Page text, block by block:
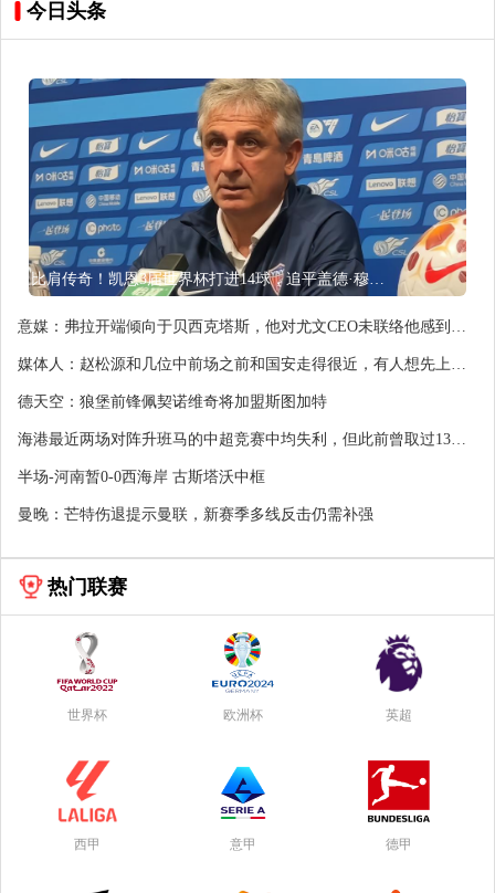
今日头条
比肩传奇！凯恩3届世界杯打进14球，追平盖德·穆勒并排前史第5
意媒：弗拉开端倾向于贝西克塔斯，他对尤文CEO未联络他感到绝
媒体人：赵松源和几位中前场之前和国安走得很近，有人想先上大
德天空：狼堡前锋佩契诺维奇将加盟斯图加特
海港最近两场对阵升班马的中超竞赛中均失利，但此前曾取过13连
半场-河南暂0-0西海岸 古斯塔沃中框
曼晚：芒特伤退提示曼联，新赛季多线反击仍需补强
热门联赛
世界杯 欧洲杯 英超
西甲 意甲 德甲